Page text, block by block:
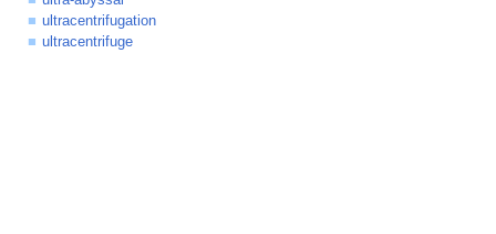
ultracentrifugation
ultracentrifuge